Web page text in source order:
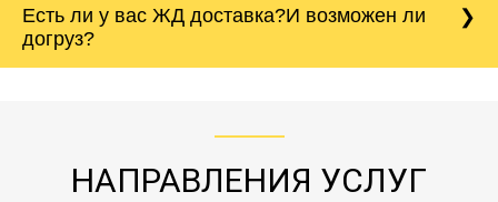
сантиметров. Идеальная упаковка
холодильника - обложить картонными
коробками и обмотать стрейч пленкой.
непредвиденных ситуаций. Делаем страховку
Вашего груза по ставке 0.15 от стоимости
груза. Мы сотрудничаем по услугам страховки
заканчивая выгрузкой в пункте получателя.
морской путь. Речная доставка баржой.
Есть ли у вас ЖД доставка?И возможен ли
догруз?
НАПРАВЛЕНИЯ УСЛУГ